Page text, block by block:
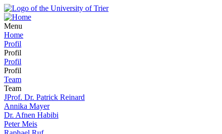
Menu
Home
Profil
Profil
Profil
Profil
Team
Team
JProf. Dr. Patrick Reinard
Annika Mayer
Dr. Afnen Habibi
Peter Meis